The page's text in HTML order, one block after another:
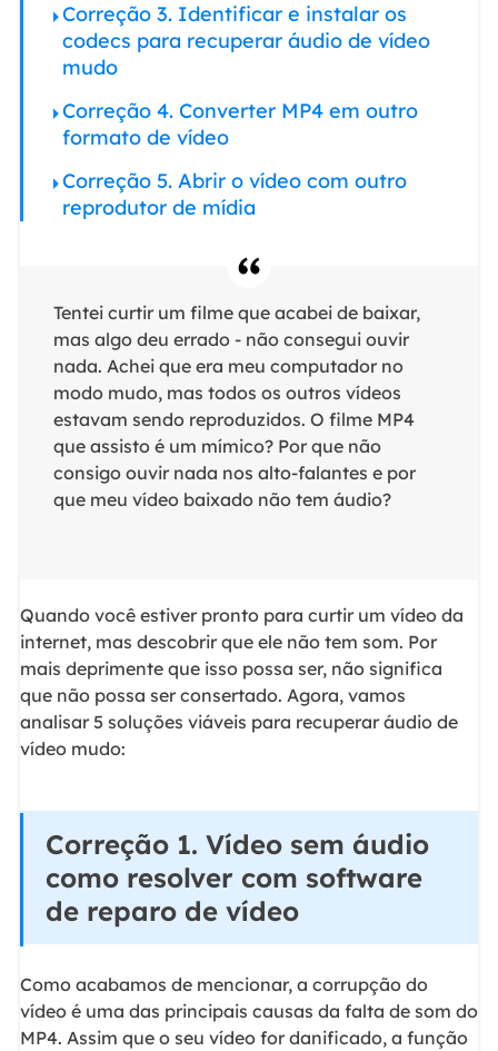
Correção 3. Identificar e instalar os
codecs para recuperar áudio de vídeo
mudo
Correção 4. Converter MP4 em outro
formato de vídeo
Correção 5. Abrir o vídeo com outro
reprodutor de mídia
Tentei curtir um filme que acabei de baixar,
mas algo deu errado - não consegui ouvir
nada. Achei que era meu computador no
modo mudo, mas todos os outros vídeos
estavam sendo reproduzidos. O filme MP4
que assisto é um mímico? Por que não
consigo ouvir nada nos alto-falantes e por
que meu vídeo baixado não tem áudio?
Quando você estiver pronto para curtir um vídeo da
internet, mas descobrir que ele não tem som. Por
mais deprimente que isso possa ser, não significa
que não possa ser consertado. Agora, vamos
analisar 5 soluções viáveis ​​para recuperar áudio de
vídeo mudo:
Correção 1. Vídeo sem áudio
como resolver com software
de reparo de vídeo
Como acabamos de mencionar, a corrupção do
vídeo é uma das principais causas da falta de som do
MP4. Assim que o seu vídeo for danificado, a função